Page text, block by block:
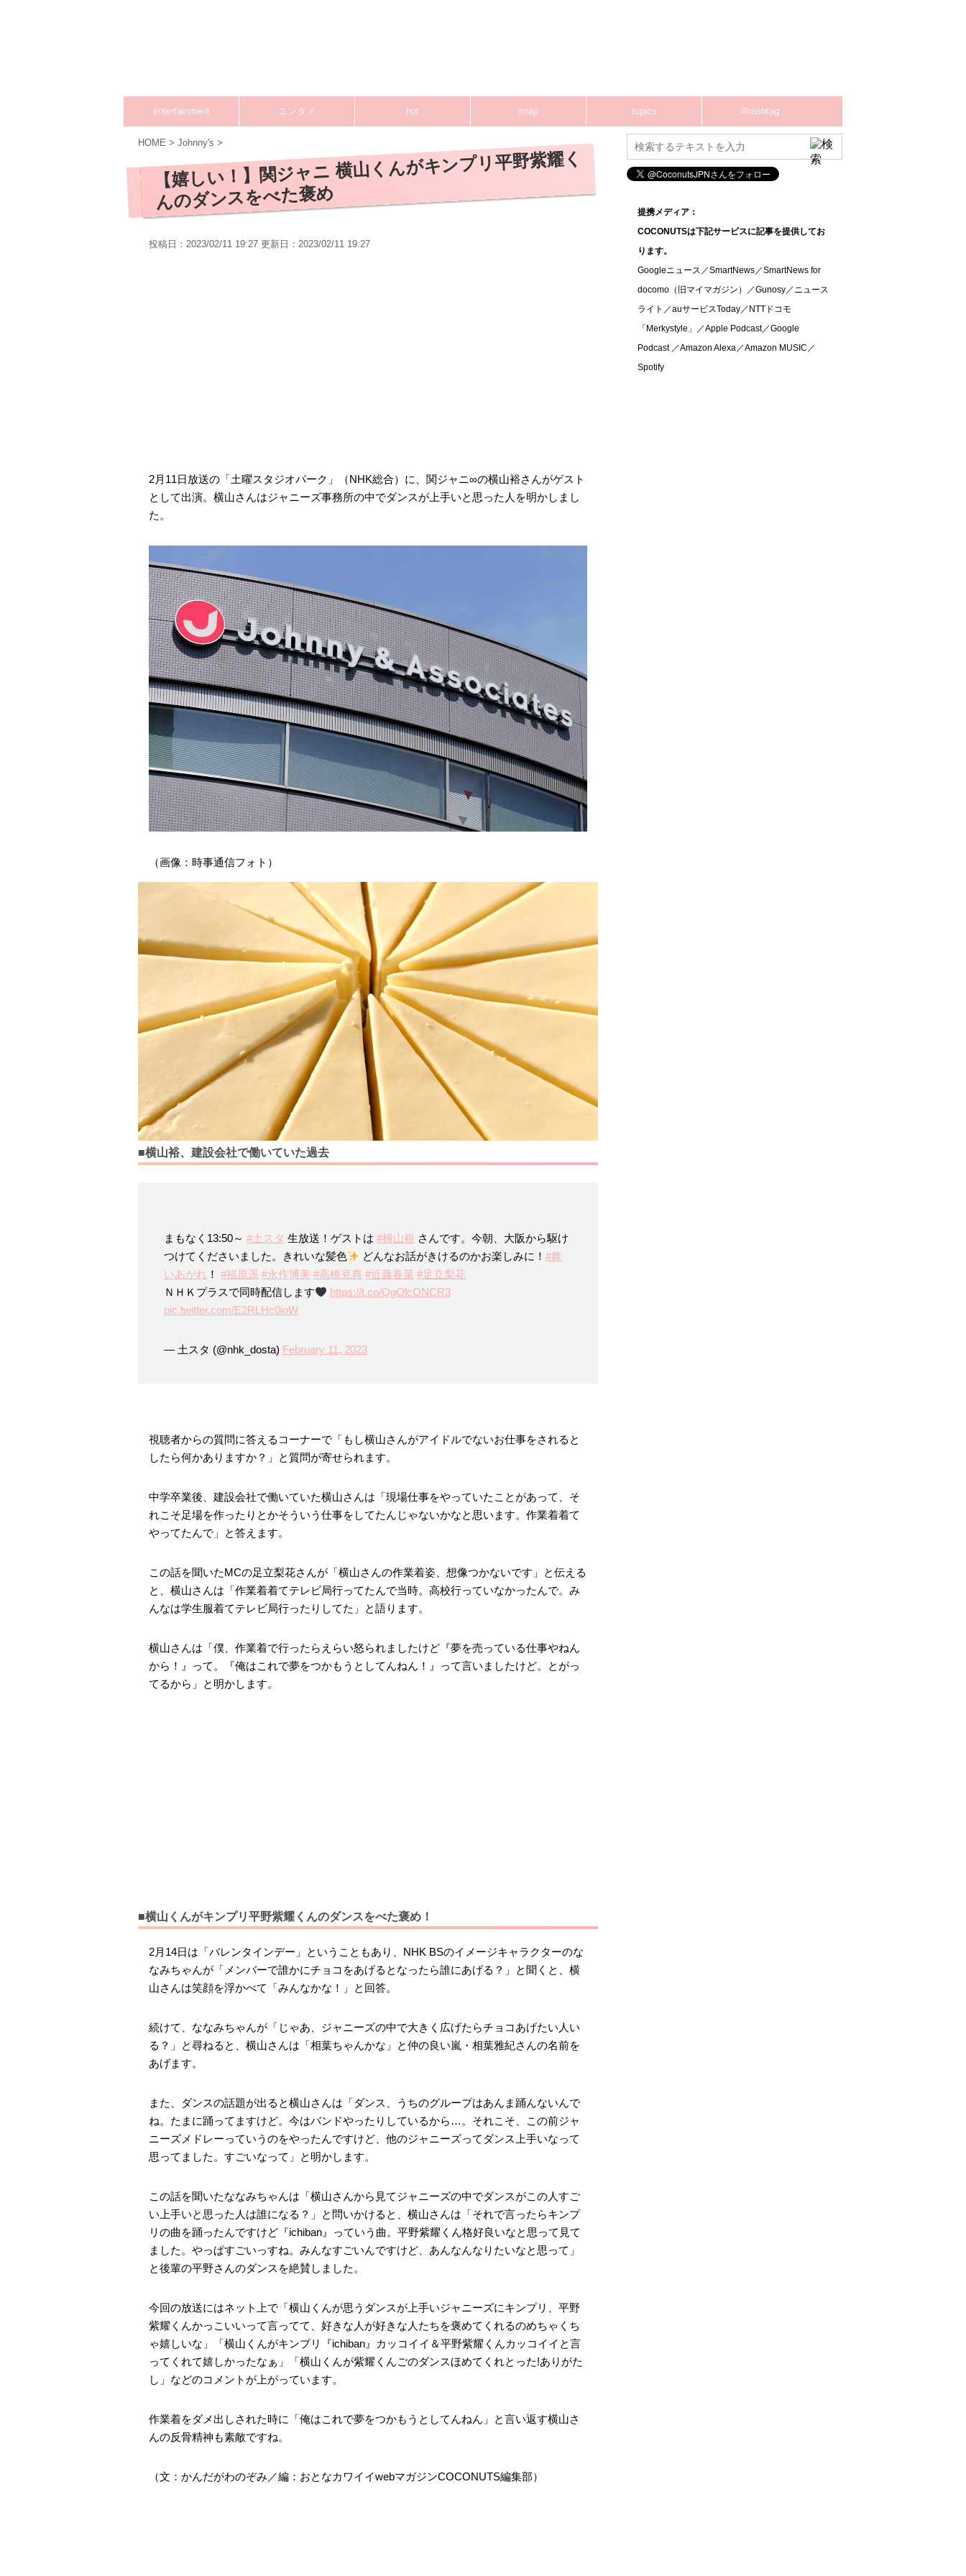
entertainment エンタメ hot snap topics #hashtag
HOME > Johnny's >
【嬉しい！】関ジャニ 横山くんがキンプリ平野紫耀く
んのダンスをべた褒め
投稿日：2023/02/11 19:27 更新日： 2023/02/11 19:27
2月11日放送の「土曜スタジオパーク」（NHK総合）に、関ジャニ∞の横山裕さんがゲスト
として出演。横山さんはジャニーズ事務所の中でダンスが上手いと思った人を明かしまし
た。
（画像：時事通信フォト）
■横山裕、建設会社で働いていた過去
まもなく13:50～ #土スタ 生放送！ゲストは #横山裕 さんです。今朝、大阪から駆け
つけてくださいました。きれいな髪色
どんなお話がきけるのかお楽しみに！#舞
いあがれ ！ #福原遥 #永作博美 #高橋克典 #近藤春菜 #足立梨花
ＮＨＫプラスで同時配信します
https://t.co/QgOlcONCR3
pic.twitter.com/E2RLHc0ioW
— 土スタ (@nhk_dosta) February 11, 2023
視聴者からの質問に答えるコーナーで「もし横山さんがアイドルでないお仕事をされると
したら何かありますか？」と質問が寄せられます。
中学卒業後、建設会社で働いていた横山さんは「現場仕事をやっていたことがあって、そ
れこそ足場を作ったりとかそういう仕事をしてたんじゃないかなと思います。作業着着て
やってたんで」と答えます。
この話を聞いたMCの足立梨花さんが「横山さんの作業着姿、想像つかないです」と伝える
と、横山さんは「作業着着てテレビ局行ってたんで当時。高校行っていなかったんで。み
んなは学生服着てテレビ局行ったりしてた」と語ります。
横山さんは「僕、作業着で行ったらえらい怒られましたけど『夢を売っている仕事やねん
から！』って。『俺はこれで夢をつかもうとしてんねん！』って言いましたけど。とがっ
てるから」と明かします。
■横山くんがキンプリ平野紫耀くんのダンスをべた褒め！
2月14日は「バレンタインデー」ということもあり、NHK BSのイメージキャラクターのな
なみちゃんが「メンバーで誰かにチョコをあげるとなったら誰にあげる？」と聞くと、横
山さんは笑顔を浮かべて「みんなかな！」と回答。
続けて、ななみちゃんが「じゃあ、ジャニーズの中で大きく広げたらチョコあげたい人い
る？」と尋ねると、横山さんは「相葉ちゃんかな」と仲の良い嵐・相葉雅紀さんの名前を
あげます。
また、ダンスの話題が出ると横山さんは「ダンス、うちのグループはあんま踊んないんで
ね。たまに踊ってますけど。今はバンドやったりしているから…。それこそ、この前ジャ
ニーズメドレーっていうのをやったんですけど、他のジャニーズってダンス上手いなって
思ってました。すごいなって」と明かします。
この話を聞いたななみちゃんは「横山さんから見てジャニーズの中でダンスがこの人すご
い上手いと思った人は誰になる？」と問いかけると、横山さんは「それで言ったらキンプ
リの曲を踊ったんですけど『ichiban』っていう曲。平野紫耀くん格好良いなと思って見て
ました。やっぱすごいっすね。みんなすごいんですけど、あんなんなりたいなと思って」
と後輩の平野さんのダンスを絶賛しました。
今回の放送にはネット上で「横山くんが思うダンスが上手いジャニーズにキンプリ、平野
紫耀くんかっこいいって言ってて、好きな人が好きな人たちを褒めてくれるのめちゃくち
ゃ嬉しいな」「横山くんがキンプリ『ichiban』カッコイイ＆平野紫耀くんカッコイイと言
ってくれて嬉しかったなぁ」「横山くんが紫耀くんごのダンスほめてくれとった!ありがた
し」などのコメントが上がっています。
作業着をダメ出しされた時に「俺はこれで夢をつかもうとしてんねん」と言い返す横山さ
んの反骨精神も素敵ですね。
（文：かんだがわのぞみ／編：おとなカワイイwebマガジンCOCONUTS編集部）
提携メディア：
COCONUTSは下記サービスに記事を提供してお
ります。
Googleニュース／SmartNews／SmartNews for
docomo（旧マイマガジン）／Gunosy／ニュース
ライト／auサービスToday／NTTドコモ
「Merkystyle」／Apple Podcast／Google
Podcast ／Amazon Alexa／Amazon MUSIC／
Spotify